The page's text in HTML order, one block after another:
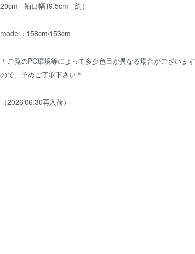
20cm 袖口幅19.5cm（約）
model：158cm/153cm
＊ご覧のPC環境等によって多少色目が異なる場合がございます
ので、予めご了承下さい＊
（2026.06.30再入荷）